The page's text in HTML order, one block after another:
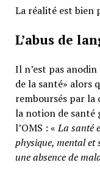
La réalité est bien
L’abus de
Il n’est pas
de la santé» alors
remboursés par la
la notion de santé
l’OMS : «La santé
physique, mental et
une absence de